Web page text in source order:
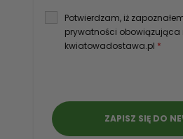
Potwierdzam, iż
prywatności obowiązująca
kwiatowadostawa.pl *